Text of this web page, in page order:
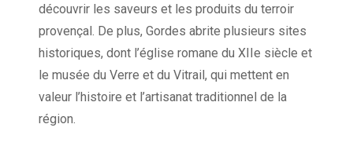
découvrir les saveurs et les produits du terroir
provençal. De plus, Gordes abrite plusieurs sites
historiques, dont l’église romane du XIIe siècle et
le musée du Verre et du Vitrail, qui mettent en
valeur l’histoire et l’artisanat traditionnel de la
région.